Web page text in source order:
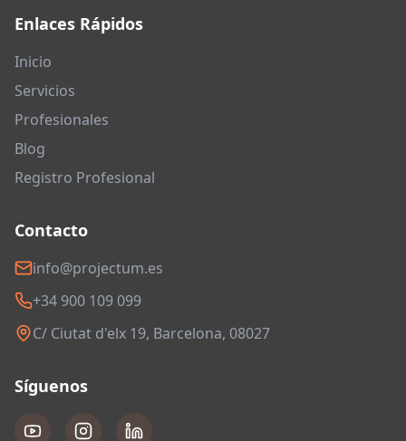
Enlaces Rápidos
Inicio
Servicios
Profesionales
Blog
Registro Profesional
Contacto
info@projectum.es
+34 900 109 099
C/ Ciutat d'elx 19, Barcelona, 08027
Síguenos